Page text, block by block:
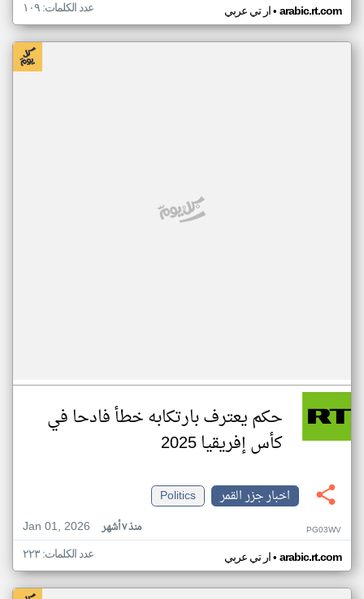
ار تي عربي• arabic.rt.com عدد الكلمات: ١٠٩
حكم يعترف بارتكابه خطأ فادحا في
كأس إفريقيا 2025
اخبار جزر القمر
Politics
Jan 01, 2026
منذ ٧ أشهر PG03WV
ار تي عربي• arabic.rt.com عدد الكلمات: ٢٢٣